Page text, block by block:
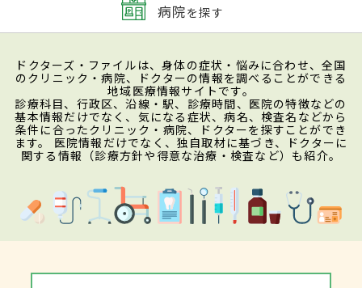
病院を探す
ドクターズ・ファイルは、身体の症状・悩みに合わせ、全国
のクリニック・病院、ドクターの情報を調べることができる
地域医療情報サイトです。
診療科目、行政区、沿線・駅、診療時間、医院の特徴などの
基本情報だけでなく、気になる症状、病名、検査名などから
条件に合ったクリニック・病院、ドクターを探すことができ
ます。 医院情報だけでなく、独自取材に基づき、ドクターに
関する情報（診療方針や得意な治療・検査など）も紹介。